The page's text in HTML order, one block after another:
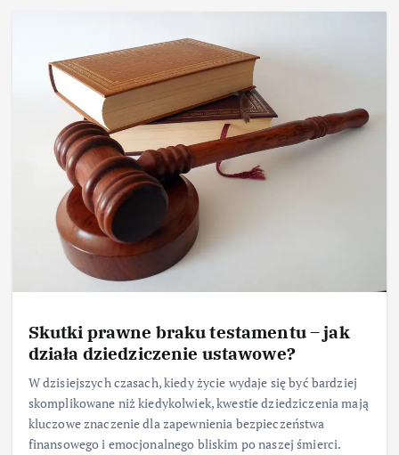
Skutki prawne braku testamentu – jak
działa dziedziczenie ustawowe?
W dzisiejszych czasach, kiedy życie wydaje się być bardziej
skomplikowane niż kiedykolwiek, kwestie dziedziczenia mają
kluczowe znaczenie dla zapewnienia bezpieczeństwa
finansowego i emocjonalnego bliskim po naszej śmierci.